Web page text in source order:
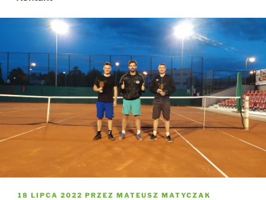
OPUBLIKOWANE
18 LIPCA 2022 PRZEZ MATEUSZ MATYCZAK